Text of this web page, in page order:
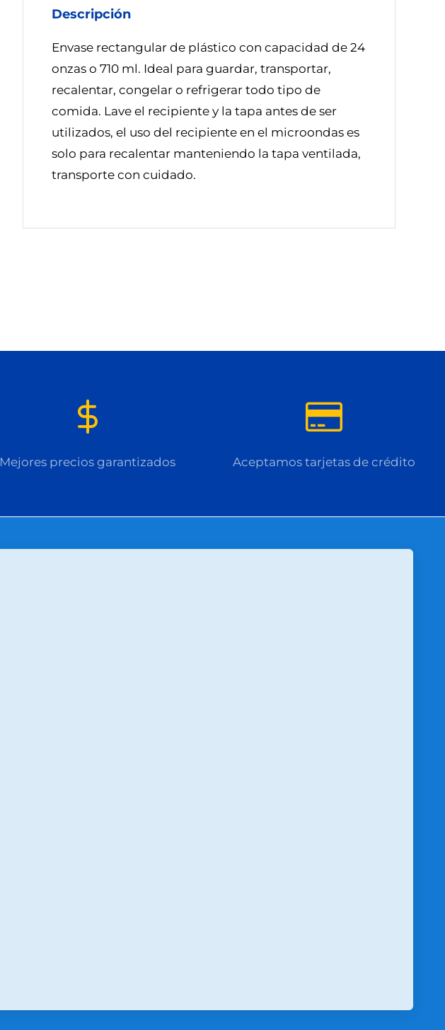
Descripción
Envase rectangular de plástico con capacidad de 24
onzas o 710 ml. Ideal para guardar, transportar,
recalentar, congelar o refrigerar todo tipo de
comida. Lave el recipiente y la tapa antes de ser
utilizados, el uso del recipiente en el microondas es
solo para recalentar manteniendo la tapa ventilada,
transporte con cuidado.
Mejores precios garantizados Aceptamos tarjetas de crédito